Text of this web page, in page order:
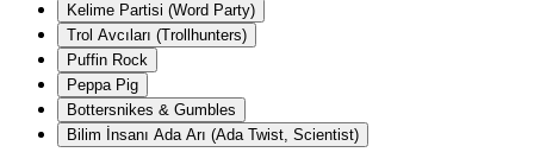
Kelime Partisi (Word Party)
Trol Avcıları (Trollhunters)
Puffin Rock
Peppa Pig
Bottersnikes & Gumbles
Bilim İnsanı Ada Arı (Ada Twist, Scientist)